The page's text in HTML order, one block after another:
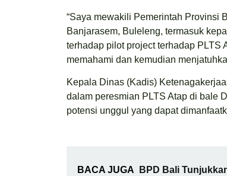
“Saya mewakili Pemerintah Provinsi
Banjarasem, Buleleng, termasuk
terhadap pilot project terhadap PLTS
memahami dan kemudian
Kepala Dinas (Kadis)
dalam peresmian PLTS Atap di bale
potensi unggul yang dapat
BACA JUGA BPD Bali